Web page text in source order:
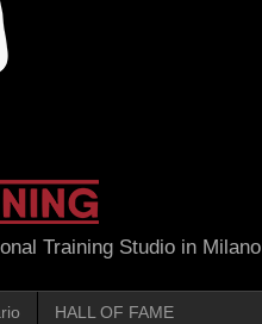
Training Studio in Milano
HALL OF FAME